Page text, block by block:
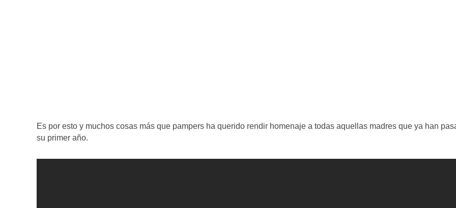
Es por esto y muchos cosas más que pampers ha querido rendir homenaje a todas aquellas madres que ya han
su primer año.